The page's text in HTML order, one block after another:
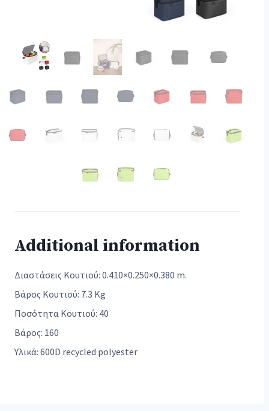
Additional information
Διαστάσεις Κουτιού: 0.410×0.250×0.380 m.
Βάρος Κουτιού: 7.3 Kg
Ποσότητα Κουτιού: 40
Βάρος: 160
Υλικά: 600D recycled polyester